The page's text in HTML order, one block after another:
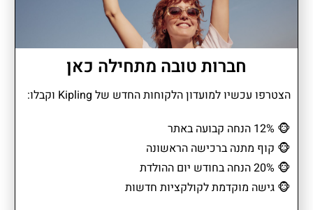
דוחה מים מחזיק מפתחות
חברות טובה מתחילה כאן
הצטרפו עכשיו למועדון הלקוחות החדש של Kipling וקבלו:
🐵
🐵 קוף מתנה ברכישה הראשונה
🐵
🐵 גישה מוקדמת לקולקציות חדשות